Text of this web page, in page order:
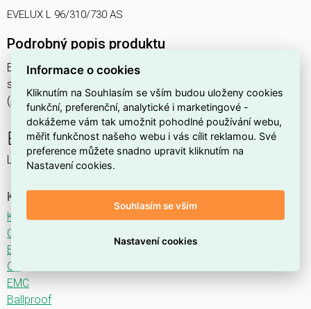
EVELUX L 96/310/730 AS
Podrobný popis produktu
EVELUX L 96/310/730 AS 108W IP66
svítidlo pouliční s modulem LED, spektrum 730A3, optika AS
(Asymmetric)
EVELUX
LED svítidlo pro osvětlení komunikací.
Ke stažení
Katalogový list
CE
ENEC
CB
EMC
Ballproof
Informace o cookies
Kliknutím na Souhlasím se vším budou uloženy cookies
funkční, preferenční, analytické i marketingové -
dokážeme vám tak umožnit pohodlné používání webu,
měřit funkčnost našeho webu i vás cílit reklamou. Své
preference můžete snadno upravit kliknutím na
Nastavení cookies.
Souhlasím se vším
Nastavení cookies